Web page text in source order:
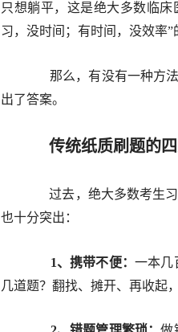
只想躺平，这是绝大多数临
习，没时间；有时间，没效率”
那么，有没有一种方法
出了答案。
传统纸质刷题的
过去，绝大多数考生习
也十分突出：
1、携带不便：一本几
几道题？翻找、摊开、再收起